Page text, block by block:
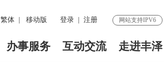
繁体 移动版 登录 注册 网站支持IPV6
办事服务 互动交流 走进丰泽